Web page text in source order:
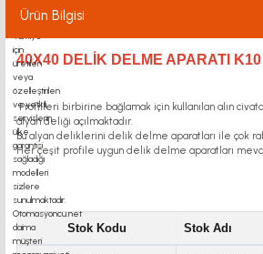
Ürün Bilgisi
40X40 DELIK DELME APARATI K10
Profilleri birbirine bağlamak için kullanılan alın
alyan deliği açılmaktadır.
Bu alyan deliklerini delik delme aparatları ile çok
Her çeşit profile uygun delik delme aparatları
Stok Kodu Stok Adı